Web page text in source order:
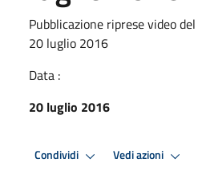
Pubblicazione riprese video
20 luglio 2016
Data :
20 luglio 2016
Condividi Vedi azioni